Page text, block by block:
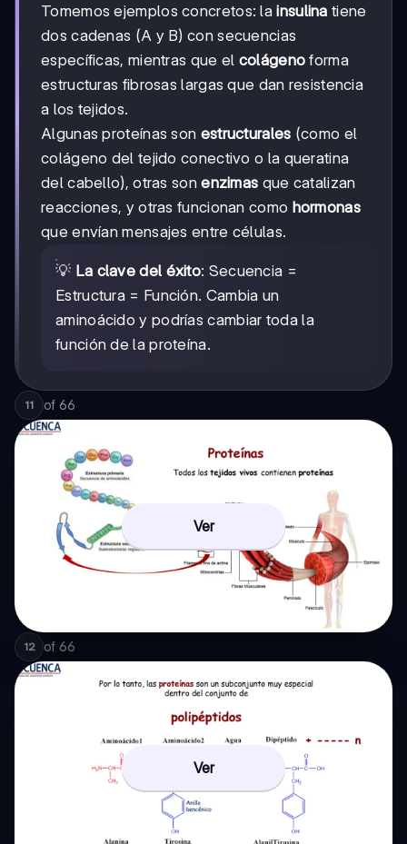
Tomemos ejemplos concretos: lainsulina tiene
dos cadenas (A y B) con secuencias
específicas, mientras que el colágeno forma
estructuras fibrosas largas que dan resistencia
a los tejidos.
Algunas proteínas son estructurales (como el
colágeno del tejido conectivo o la queratina
del cabello), otras sonenzimas que catalizan
reacciones, y otras funcionan como hormonas
que envían mensajes entre células.
💡 La clave del éxito: Secuencia =
Estructura = Función. Cambia un
aminoácido y podrías cambiar toda la
función de la proteína.
11 of 66
Ver
12 of 66
Ver